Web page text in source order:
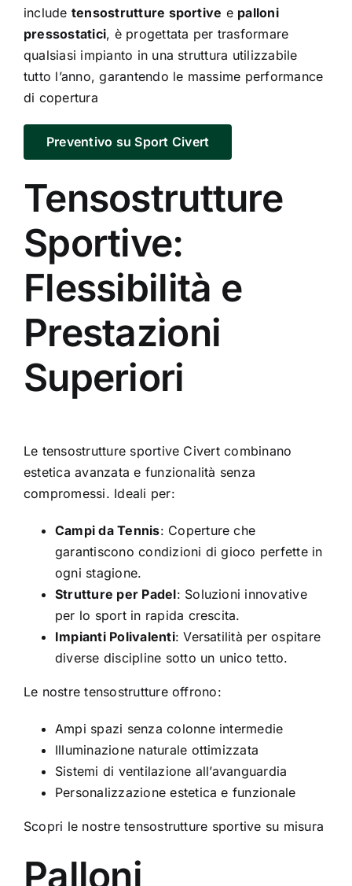
include tensostrutture sportive e palloni
pressostatici, è progettata per trasformare
qualsiasi impianto in una struttura utilizzabile
tutto l’anno, garantendo le massime performance
di copertura
Preventivo su Sport Civert
Tensostrutture
Sportive:
Flessibilità e
Prestazioni
Superiori
Le tensostrutture sportive Civert combinano
estetica avanzata e funzionalità senza
compromessi. Ideali per:
Campi da Tennis: Coperture che
garantiscono condizioni di gioco perfette in
ogni stagione.
Strutture per Padel: Soluzioni innovative
per lo sport in rapida crescita.
Impianti Polivalenti: Versatilità per ospitare
diverse discipline sotto un unico tetto.
Le nostre tensostrutture offrono:
Ampi spazi senza colonne intermedie
Illuminazione naturale ottimizzata
Sistemi di ventilazione all’avanguardia
Personalizzazione estetica e funzionale
Scopri le nostre tensostrutture sportive su misura
Palloni